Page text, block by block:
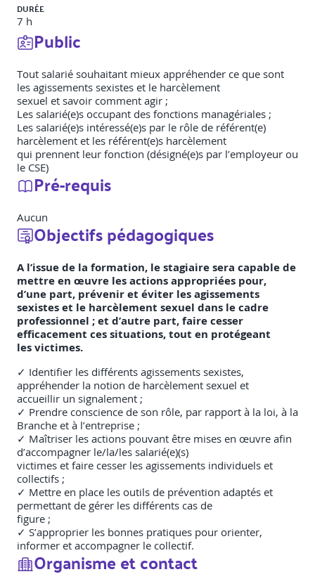
DURÉE
7 h
Public
Tout salarié souhaitant mieux appréhender ce que sont
les agissements sexistes et le harcèlement
sexuel et savoir comment agir ;
Les salarié(e)s occupant des fonctions managériales ;
Les salarié(e)s intéressé(e)s par le rôle de référent(e)
harcèlement et les référent(e)s harcèlement
qui prennent leur fonction (désigné(e)s par l’employeur ou
le CSE)
Pré-requis
Aucun
Objectifs pédagogiques
A l’issue de la formation, le stagiaire sera capable de
mettre en œuvre les actions appropriées pour,
d’une part, prévenir et éviter les agissements
sexistes et le harcèlement sexuel dans le cadre
professionnel ; et d’autre part, faire cesser
efficacement ces situations, tout en protégeant
les victimes.
✓ Identifier les différents agissements sexistes,
appréhender la notion de harcèlement sexuel et
accueillir un signalement ;
✓ Prendre conscience de son rôle, par rapport à la loi, à la
Branche et à l’entreprise ;
✓ Maîtriser les actions pouvant être mises en œuvre afin
d’accompagner le/la/les salarié(e)(s)
victimes et faire cesser les agissements individuels et
collectifs ;
✓ Mettre en place les outils de prévention adaptés et
permettant de gérer les différents cas de
figure ;
✓ S’approprier les bonnes pratiques pour orienter,
informer et accompagner le collectif.
Organisme et contact